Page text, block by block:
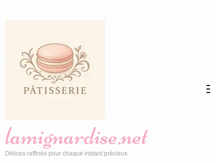
(Pressez
Entrée)
lamignardise.net
Délices raffinés pour chaque instant précieux.